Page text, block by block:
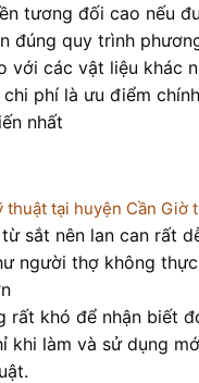
tương đối cao nếu
đúng quy trình
với các vật liệu khác
phí là ưu điểm
nhất
thuật tại huyện Cần Giờ
sắt nên lan can rất
người thợ không
rất khó để nhận biết
khi làm và sử dụng